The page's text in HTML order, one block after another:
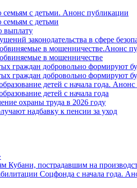
с детьми. Анонс публикации
с детьми
выплату
законодательства в сфере
в мошенничестве.Анонс
в мошенничестве
граждан добровольно формируют
граждан добровольно формируют
детей с начала года.
детей с начала года
охраны труда в 2026 году
надбавку к пенсии за уход
Кубани, пострадавшим на
Соцфонда с начала года.